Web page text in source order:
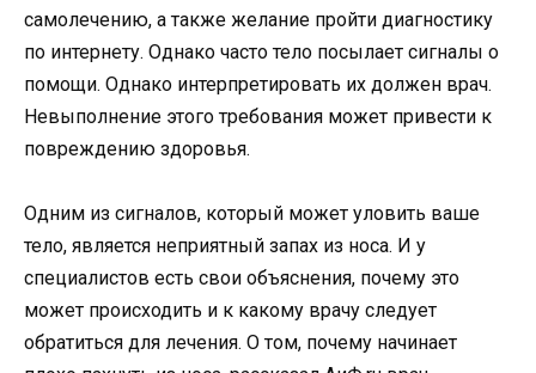
самолечению, а также желание пройти диагностику
по интернету. Однако часто тело посылает сигналы о
помощи. Однако интерпретировать их должен врач.
Невыполнение этого требования может привести к
повреждению здоровья.
Одним из сигналов, который может уловить ваше
тело, является неприятный запах из носа. И у
специалистов есть свои объяснения, почему это
может происходить и к какому врачу следует
обратиться для лечения. О том, почему начинает